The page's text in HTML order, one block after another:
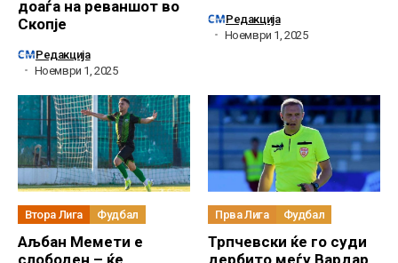
доаѓа на реваншот во
Скопје
Редакција
Ноември 1, 2025
Редакција
Ноември 1, 2025
Втора Лига Фудбал
Аљбан Мемети е
слободен – ќе
Прва Лига Фудбал
Трпчевски ќе го суди
дербито меѓу Вардар